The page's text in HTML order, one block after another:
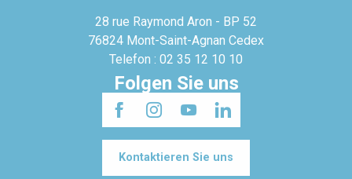
28 rue Raymond Aron - BP 52
76824 Mont-Saint-Agnan Cedex
Telefon : 02 35 12 10 10
Folgen Sie uns
Kontaktieren Sie uns